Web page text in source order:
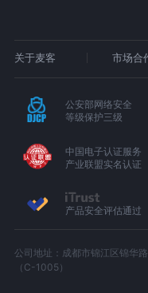
关于麦客 市场合
公安部网络安全
等级保护三级
中国电子认证服务
产业联盟实名认证
产品安全评估通过
公司地址：成都市锦江区锦华
（C-1005）